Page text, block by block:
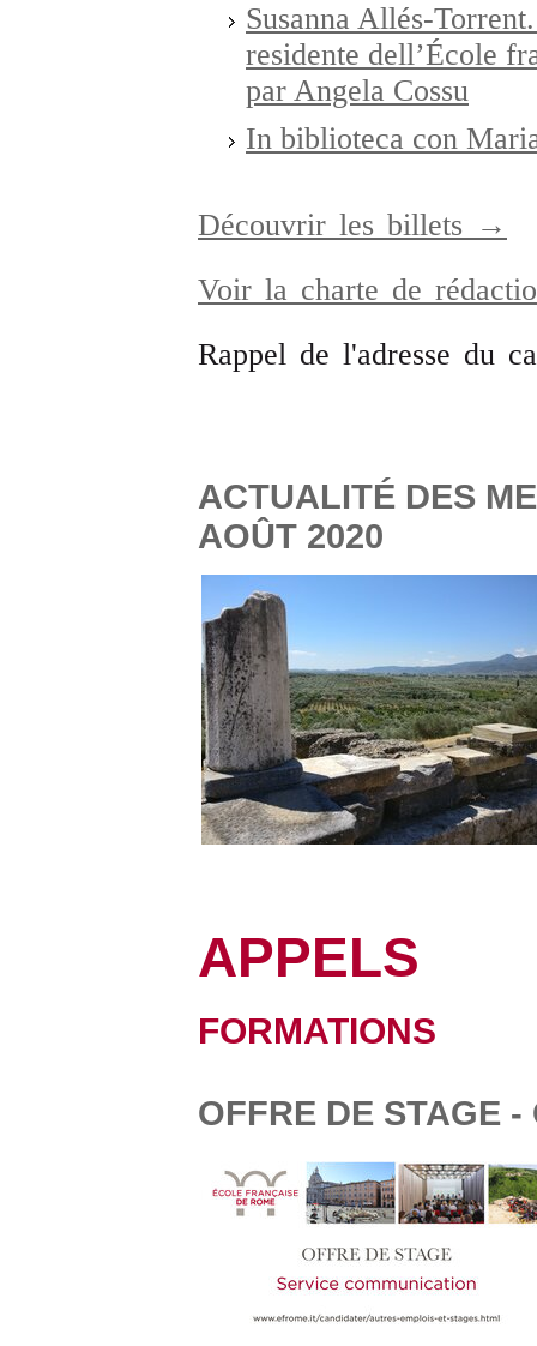
Susanna Allés-
residente dell’École
par Angela Cossu
In biblioteca con
Découvrir les billets →
Voir la charte de
Rappel de l'adresse du
ACTUALITÉ DES
AOÛT 2020
APPELS
FORMATIONS
OFFRE DE STAGE